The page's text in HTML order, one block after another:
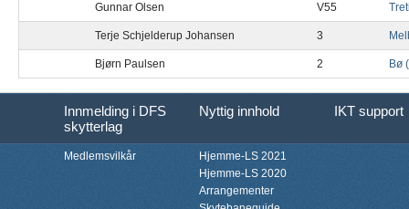
Gunnar Olsen V55
Terje Schjelderup Johansen 3
Bjørn Paulsen 2 Bø
Innmelding i DFS
skytterlag
Nyttig innhold IKT support
Medlemsvilkår
Hjemme-LS 2021
Hjemme-LS 2020
Arrangementer